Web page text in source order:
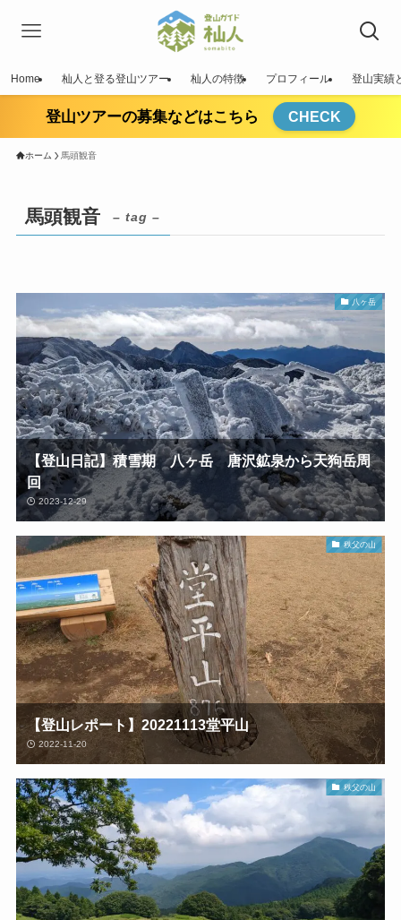
Home 杣人と登る登山ツアー 杣人の特徴 プロフィール 登山実績
登山ツアーの募集などはこちら CHECK
ホーム 馬頭観音
馬頭観音 – tag –
八ヶ岳
【登山日記】積雪期 八ヶ岳 唐沢鉱泉から天狗岳周
回
2023-12-29
秩父の山
【登山レポート】20221113堂平山
2022-11-20
秩父の山